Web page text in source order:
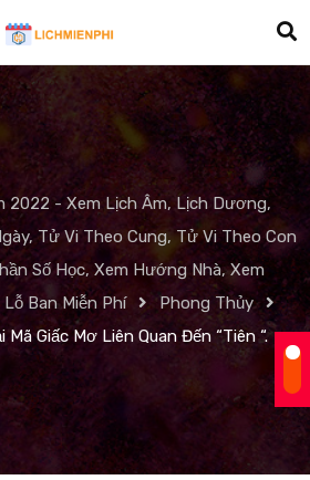
2022 - Xem Lịch Âm, Lịch Dương,
Tử Vi Theo Cung, Tử Vi Theo Con
Số Học, Xem Hướng Nhà, Xem
Ban Miễn Phí
Phong Thủy
Mã Giấc Mơ Liên Quan Đến “Tiên “.